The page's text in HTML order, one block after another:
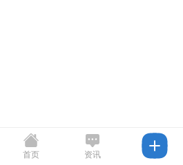
首页 资讯